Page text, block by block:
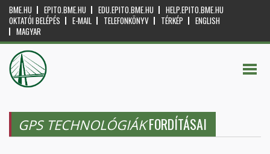
BME.HU EPITO.BME.HU EDU.EPITO.BME.HU
HELP.EPITO.BME.HU
OKTATÓI BELÉPÉS
E-MAIL TELEFONKÖNYV TÉRKÉP
ENGLISH
MAGYAR
GPS TECHNOLÓGIÁKFORDÍTÁSAI